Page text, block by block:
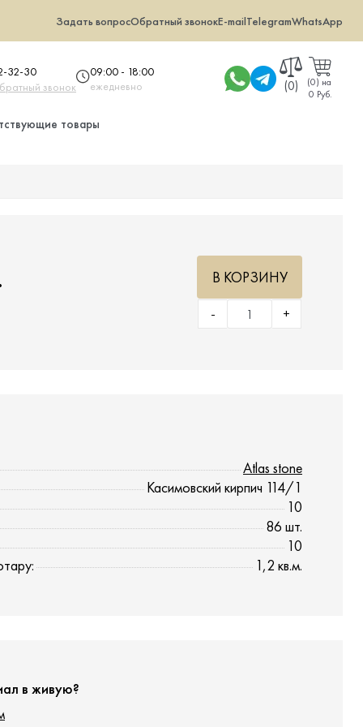
Задать вопросОбратный звонокE-mailTelegramWhatsApp
32-30
звонок
09:00 - 18:00
ежедневно
(0) (0) на
0 Руб.
товары
+
-
В КОРЗИНУ
Atlas stone
Касимовский кирпич 114/1
10
86 шт.
10
1,2 кв.м.
в живую?